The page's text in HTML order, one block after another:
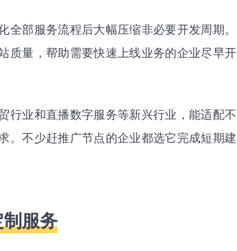
全部服务流程后大幅压缩非必要开发周期。
质量，帮助需要快速上线业务的企业尽早开
行业和直播数字服务等新兴行业，能适配不
。不少赶推广节点的企业都选它完成短期建
服务